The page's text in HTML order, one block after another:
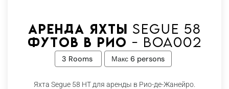
Аренда яхты Segue 58
футов в Рио - Boa002
3 Rooms Макс 6 persons
Яхта Segue 58 HT для аренды в Рио-де-Жанейро.